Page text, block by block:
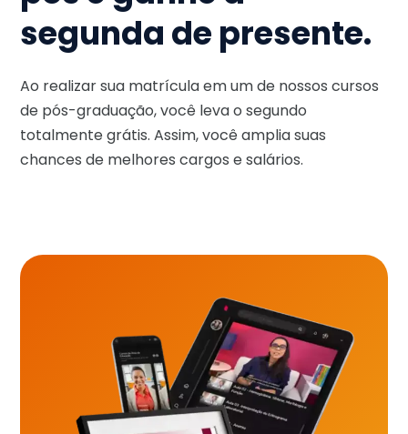
segunda de presente.
Ao realizar sua matrícula em um de nossos cursos
de pós-graduação, você leva o segundo
totalmente grátis. Assim, você amplia suas
chances de melhores cargos e salários.